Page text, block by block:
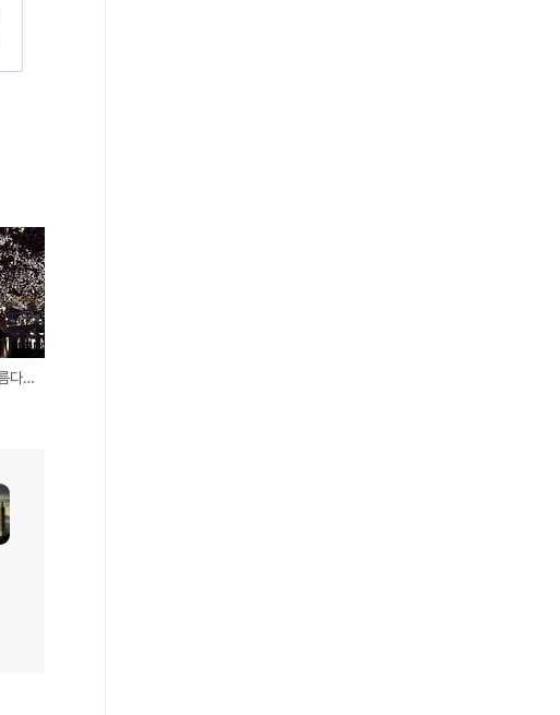
석촌호수 야경이라 더 아름다운 벚꽃